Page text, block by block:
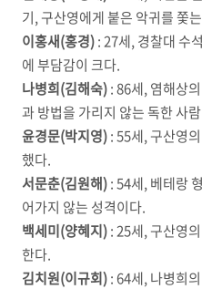
기, 구산영에게 붙은 악귀를 쫓
이홍새(홍경): 27세, 경찰대 수
에 부담감이 크다.
나병희(김해숙): 86세, 염해상
과 방법을 가리지 않는 독한 사
윤경문(박지영): 55세, 구산영
했다.
서문춘(김원해): 54세, 베테랑
어가지 않는 성격이다.
백세미(양혜지): 25세, 구산영
한다.
김치원(이규회): 64세, 나병희